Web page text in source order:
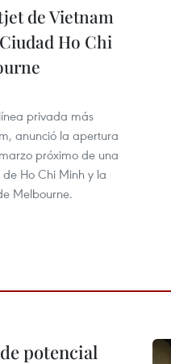
de Vietnam
Ho Chi
privada más
anunció la apertura
próximo de una
Ho Chi Minh y la
Melbourne.
potencial